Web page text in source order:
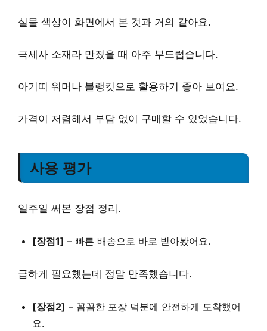
실물 색상이 화면에서 본 것과 거의 같아요.
극세사 소재라 만졌을 때 아주 부드럽습니다.
아기띠 워머나 블랭킷으로 활용하기 좋아 보여요.
가격이 저렴해서 부담 없이 구매할 수 있었습니다.
사용 평가
일주일 써본 장점 정리.
[장점1] – 빠른 배송으로 바로 받아봤어요.
급하게 필요했는데 정말 만족했습니다.
[장점2] – 꼼꼼한 포장 덕분에 안전하게 도착했어
요.